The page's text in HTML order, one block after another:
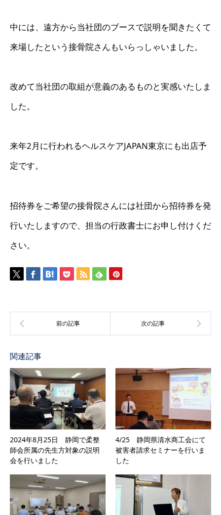
中には、遠方から当社団のブースで説明を聞きたくて
来場したという接骨院さんもいらっしゃいました。
改めて当社団の取組が意義のあるものと実感いたしま
した。
来年2月に行われるヘルスケアJAPAN東京にも出店予
定です。
招待券をご希望の接骨院さんには社団から招待券を発
行いたしますので、担当の行政書士にお申し付けくだ
さい。
関連記事
2024年8月25日 静岡で柔整
師会所属の先生方対象の説明
会を行いました
4/25 静岡県清水商工会にて
被害者請求セミナーを行いま
した